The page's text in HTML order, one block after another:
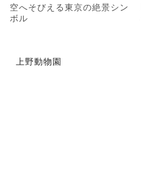
空へそびえる東京の絶景シン
ボル
上野動物園